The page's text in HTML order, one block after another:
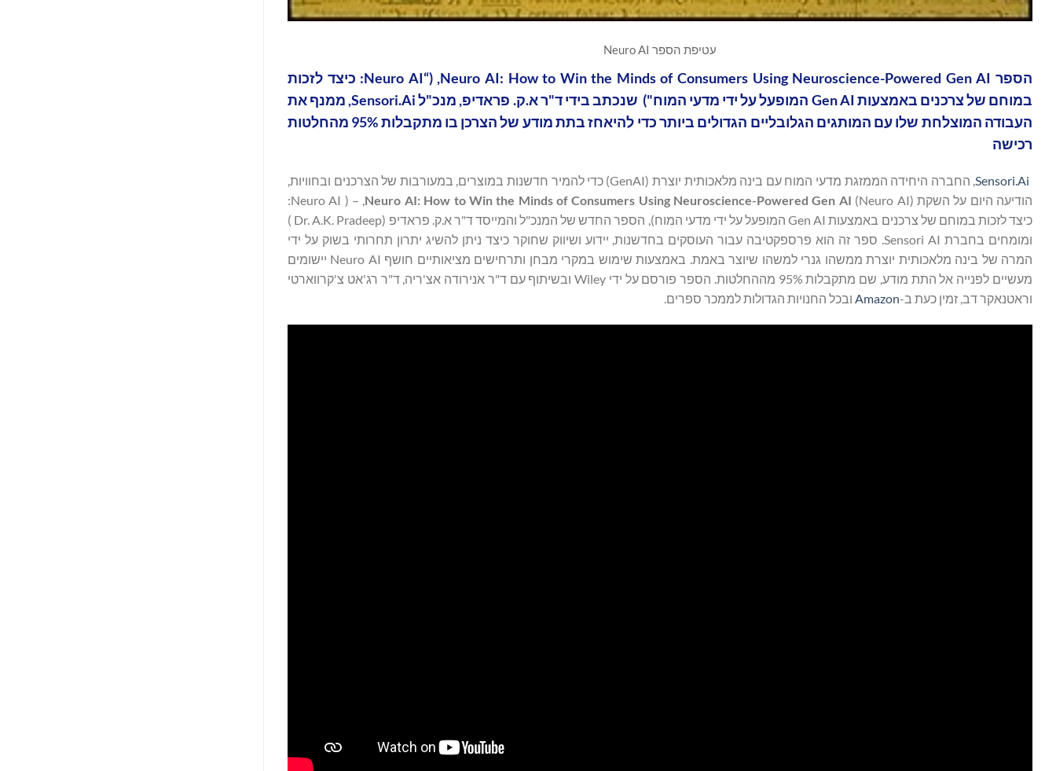
עטיפת הספר Neuro AI
הספר Neuro AI: How to Win the Minds of Consumers Using Neuroscience-Powered Gen AI, (“Neuro AI: כיצד לזכות
במוחם של צרכנים באמצעות Gen AI המופעל על ידי מדעי המוח") שנכתב בידי ד"ר א.ק. פראדיפ, מנכ"ל Sensori.Ai, ממנף את
העבודה המוצלחת שלו עם המותגים הגלובליים הגדולים ביותר כדי להיאחז בתת מודע של הצרכן בו מתקבלות 95% מהחלטות
רכישה
Sensori.Ai
, החברה היחידה הממזגת מדעי המוח עם בינה מלאכותית יוצרת (GenAI) כדי להמיר חדשנות במוצרים, במעורבות של הצרכנים ובחוויות,
הודיעה היום על השקת
Neuro AI: How to Win the Minds of Consumers Using Neuroscience-Powered Gen AI
(Neuro AI), – ( Neuro AI:
כיצד לזכות במוחם של צרכנים באמצעות Gen AI המופעל על ידי מדעי המוח), הספר החדש של המנכ"ל והמייסד ד"ר א.ק. פראדיפ (Dr. A.K. Pradeep )
ומומחים בחברת Sensori AI. ספר זה הוא פרספקטיבה עבור העוסקים בחדשנות, יידוע ושיווק שחוקר כיצד ניתן להשיג יתרון תחרותי בשוק על ידי
המרה של בינה מלאכותית יוצרת ממשהו גנרי למשהו שיוצר באמת. באמצעות שימוש במקרי מבחן ותרחישים מציאותיים חושף Neuro AI יישומים
מעשיים לפנייה אל התת מודע, שם מתקבלות 95% מההחלטות. הספר פורסם על ידי Wiley ובשיתוף עם ד"ר אנירודה אצ'ריה, ד"ר רג'אט צ'קרווארטי
וראטנאקר דב, זמין כעת ב-Amazon ובכל החנויות הגדולות לממכר ספרים.